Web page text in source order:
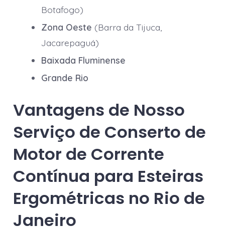
Botafogo)
Zona Oeste (Barra da Tijuca,
Jacarepaguá)
Baixada Fluminense
Grande Rio
Vantagens de Nosso
Serviço de Conserto de
Motor de Corrente
Contínua para Esteiras
Ergométricas no Rio de
Janeiro